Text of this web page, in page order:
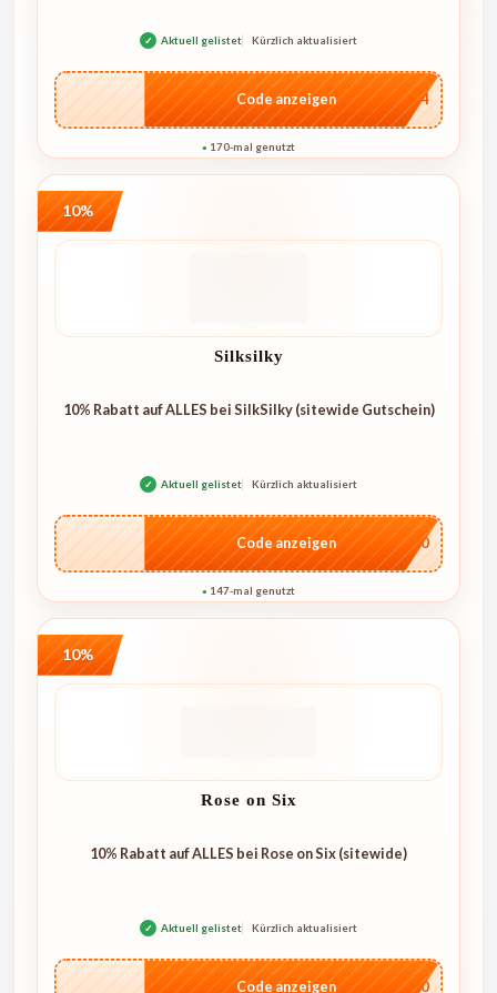
✓ Aktuell gelistet Kürzlich aktualisiert
…1744
Code anzeigen
● 170-mal genutzt
10%
Silksilky
10% Rabatt auf ALLES bei SilkSilky (sitewide Gutschein)
✓ Aktuell gelistet Kürzlich aktualisiert
…NT10
Code anzeigen
● 147-mal genutzt
10%
Rose on Six
10% Rabatt auf ALLES bei Rose on Six (sitewide)
✓ Aktuell gelistet Kürzlich aktualisiert
…4U10
Code anzeigen